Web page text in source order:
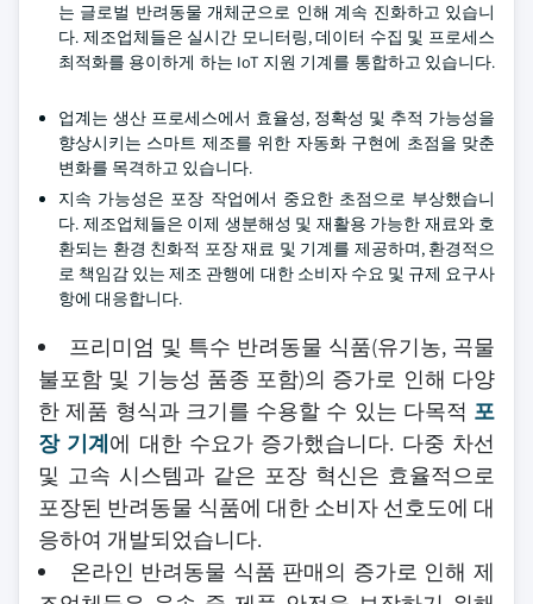
는 글로벌 반려동물 개체군으로 인해 계속 진화하고 있습니
다. 제조업체들은 실시간 모니터링, 데이터 수집 및 프로세스
최적화를 용이하게 하는 IoT 지원 기계를 통합하고 있습니다.
업계는 생산 프로세스에서 효율성, 정확성 및 추적 가능성을
향상시키는 스마트 제조를 위한 자동화 구현에 초점을 맞춘
변화를 목격하고 있습니다.
지속 가능성은 포장 작업에서 중요한 초점으로 부상했습니
다. 제조업체들은 이제 생분해성 및 재활용 가능한 재료와 호
환되는 환경 친화적 포장 재료 및 기계를 제공하며, 환경적으
로 책임감 있는 제조 관행에 대한 소비자 수요 및 규제 요구사
항에 대응합니다.
프리미엄 및 특수 반려동물 식품(유기농, 곡물
불포함 및 기능성 품종 포함)의 증가로 인해 다양
한 제품 형식과 크기를 수용할 수 있는 다목적 포
장 기계에 대한 수요가 증가했습니다. 다중 차선
및 고속 시스템과 같은 포장 혁신은 효율적으로
포장된 반려동물 식품에 대한 소비자 선호도에 대
응하여 개발되었습니다.
온라인 반려동물 식품 판매의 증가로 인해 제